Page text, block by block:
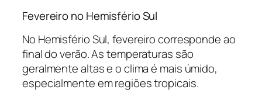
Fevereiro no Hemisfério Sul
No Hemisfério Sul, fevereiro corresponde ao
final do verão. As temperaturas são
geralmente altas e o clima é mais úmido,
especialmente em regiões tropicais.